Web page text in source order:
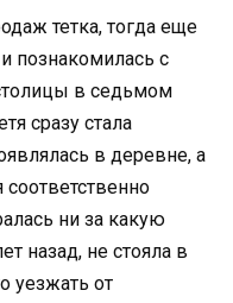
тетка, тогда еще
познакомилась с
в седьмом
сразу стала
в деревне, а
соответственно
ни за какую
назад, не стояла в
уезжать от